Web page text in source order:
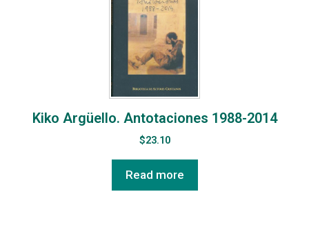
Kiko Argüello. Antotaciones 1988-2014
$23.10
Read more